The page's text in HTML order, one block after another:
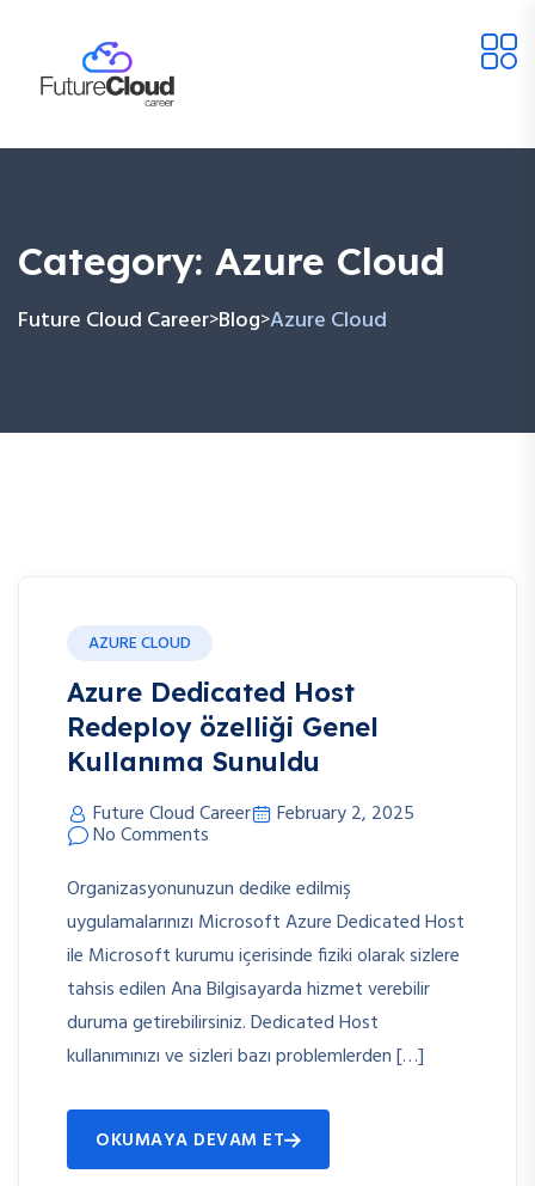
Category: Azure Cloud
Future Cloud Career>Blog>Azure Cloud
AZURE CLOUD
Azure Dedicated Host
Redeploy özelliği Genel
Kullanıma Sunuldu
Future Cloud Career February 2, 2025
No Comments
Organizasyonunuzun dedike edilmiş
uygulamalarınızı Microsoft Azure Dedicated Host
ile Microsoft kurumu içerisinde fiziki olarak sizlere
tahsis edilen Ana Bilgisayarda hizmet verebilir
duruma getirebilirsiniz. Dedicated Host
kullanımınızı ve sizleri bazı problemlerden […]
OKUMAYA DEVAM ET